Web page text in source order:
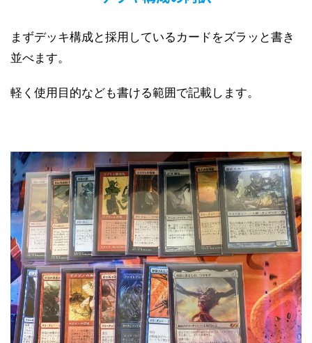
まずデッキ構成と採用しているカードをズラッと書き
並べます。
軽く使用目的なども書ける範囲で記載します。